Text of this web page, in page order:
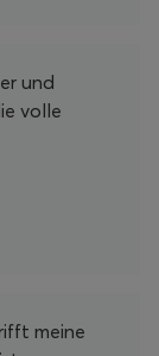
und
volle
meine